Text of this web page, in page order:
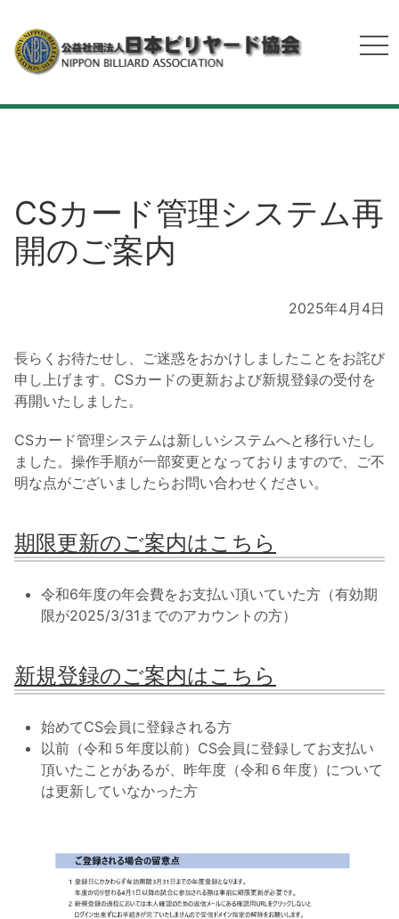
CSカード管理システム再
開のご案内
2025年4月4日
長らくお待たせし、ご迷惑をおかけしましたことをお詫び
申し上げます。CSカードの更新および新規登録の受付を
再開いたしました。
CSカード管理システムは新しいシステムへと移行いたし
ました。操作手順が一部変更となっておりますので、ご不
明な点がございましたらお問い合わせください。
期限更新のご案内はこちら
令和6年度の年会費をお支払い頂いていた方（有効期
限が2025/3/31までのアカウントの方）
新規登録のご案内はこちら
始めてCS会員に登録される方
以前（令和５年度以前）CS会員に登録してお支払い
頂いたことがあるが、昨年度（令和６年度）について
は更新していなかった方